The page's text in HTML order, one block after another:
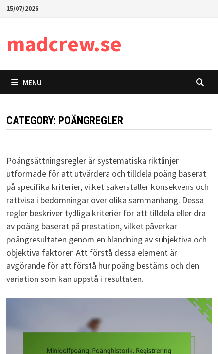
Skip15/07/2026
madcrew.se
MENU
CATEGORY: POÄNGREGLER
Poängsättningsregler är systematiska riktlinjer
utformade för att utvärdera och tilldela poäng baserat
på specifika kriterier, vilket säkerställer konsekvens och
rättvisa i bedömningar över olika sammanhang. Dessa
regler beskriver tydliga kriterier för att tilldela eller dra
av poäng baserat på prestation, vilket påverkar
poängresultaten genom en blandning av subjektiva och
objektiva faktorer. Att förstå dessa element är
avgörande för att förstå hur poäng bestäms och den
variation som kan uppstå i resultaten.